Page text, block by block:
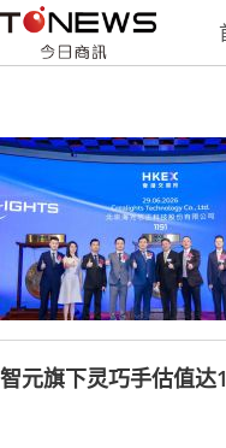
搜索 联系
智元旗下灵巧手估值